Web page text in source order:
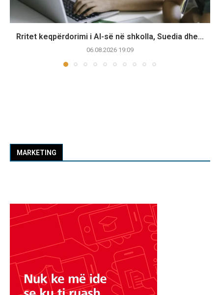
Rritet keqpërdorimi i AI-së në shkolla, Suedia dhe...
06.08.2026 19:09
MARKETING